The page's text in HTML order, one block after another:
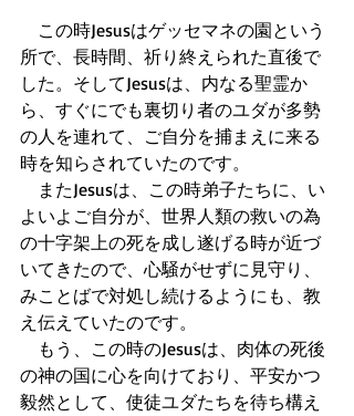
この時Jesusはゲッセマネの園という
所で、長時間、祈り終えられた直後で
した。そしてJesusは、内なる聖霊か
ら、すぐにでも裏切り者のユダが多勢
の人を連れて、ご自分を捕まえに来る
時を知らされていたのです。
またJesusは、この時弟子たちに、い
よいよご自分が、世界人類の救いの為
の十字架上の死を成し遂げる時が近づ
いてきたので、心騒がせずに見守り、
みことばで対処し続けるようにも、教
え伝えていたのです。
もう、この時のJesusは、肉体の死後
の神の国に心を向けており、平安かつ
毅然として、使徒ユダたちを待ち構え